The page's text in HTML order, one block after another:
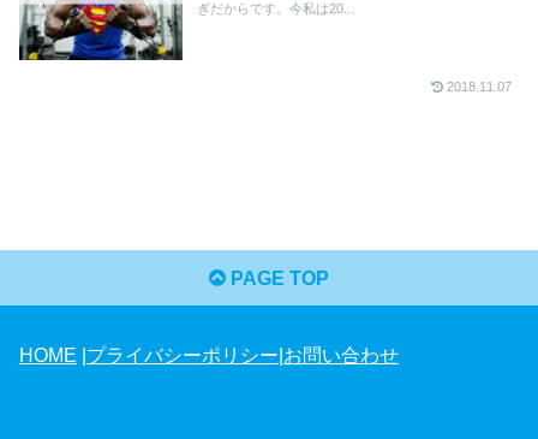
ぎだからです。今私は20...
2018.11.07
PAGE TOP
HOME プライバシーポリシー お問い合わせ